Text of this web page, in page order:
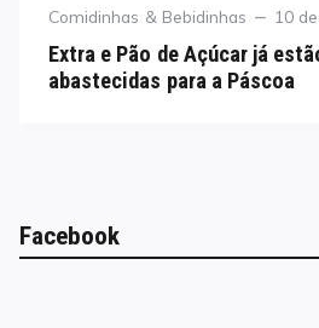
Category
Comidinhas & Bebidinhas 10
Extra e Pão de Açúcar já
abastecidas para a Páscoa
Facebook